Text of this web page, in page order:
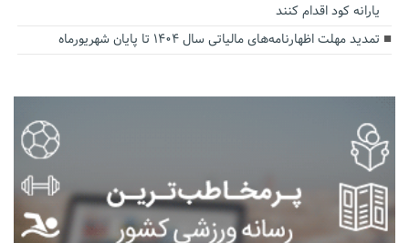
یارانه کود اقدام کنند
تمدید مهلت اظهارنامه‌های مالیاتی سال ۱۴۰۴ تا پایان شهریورماه